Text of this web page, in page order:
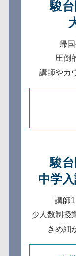
駿
帰
圧倒
講師やカ
駿
中学
講師
少人数制授
きめ細